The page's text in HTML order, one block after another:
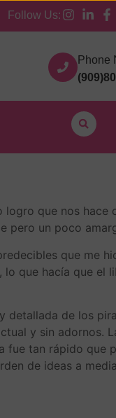
Follow Us:
Phone
Order Pickup
que nos
pero un poco
que me
que hacía que el
de los
y sin adornos.
tan rápido que
de ideas a